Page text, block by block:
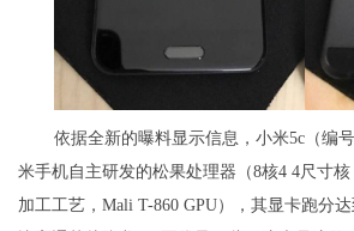
依据全新的曝料显示信息，小米5c（编
米手机自主研发的松果处理器（8核4 4尺寸核
加工工艺，Mali T-860 GPU），其显卡跑分